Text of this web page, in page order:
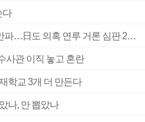
다
■ 축구협회 ‘성 접대’ 의혹 일파만파…日도 의혹 연루 거론 심판 2명 조사
사관 이직 놓고 혼란
학교 3개 더 만든다
나, 안 뽑았나